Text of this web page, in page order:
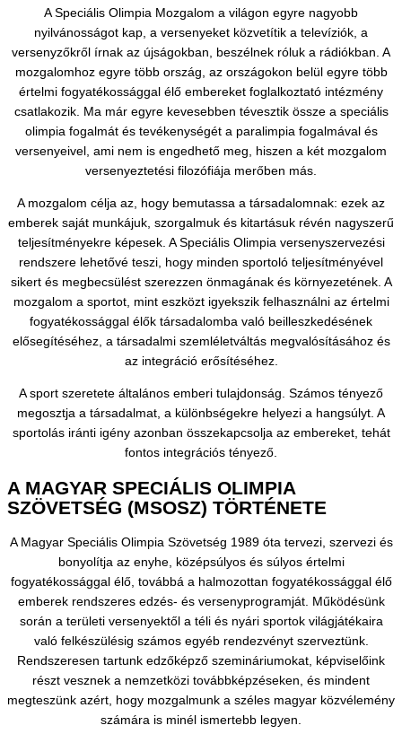
A Speciális Olimpia Mozgalom a világon egyre nagyobb
nyilvánosságot kap, a versenyeket közvetítik a televíziók, a
versenyzőkről írnak az újságokban, beszélnek róluk a rádiókban. A
mozgalomhoz egyre több ország, az országokon belül egyre több
értelmi fogyatékossággal élő embereket foglalkoztató intézmény
csatlakozik. Ma már egyre kevesebben tévesztik össze a speciális
olimpia fogalmát és tevékenységét a paralimpia fogalmával és
versenyeivel, ami nem is engedhető meg, hiszen a két mozgalom
versenyeztetési filozófiája merőben más.
A mozgalom célja az, hogy bemutassa a társadalomnak: ezek az
emberek saját munkájuk, szorgalmuk és kitartásuk révén nagyszerű
teljesítményekre képesek. A Speciális Olimpia versenyszervezési
rendszere lehetővé teszi, hogy minden sportoló teljesítményével
sikert és megbecsülést szerezzen önmagának és környezetének. A
mozgalom a sportot, mint eszközt igyekszik felhasználni az értelmi
fogyatékossággal élők társadalomba való beilleszkedésének
elősegítéséhez, a társadalmi szemléletváltás megvalósításához és
az integráció erősítéséhez.
A sport szeretete általános emberi tulajdonság. Számos tényező
megosztja a társadalmat, a különbségekre helyezi a hangsúlyt. A
sportolás iránti igény azonban összekapcsolja az embereket, tehát
fontos integrációs tényező.
A MAGYAR SPECIÁLIS OLIMPIA
SZÖVETSÉG (MSOSZ) TÖRTÉNETE
A Magyar Speciális Olimpia Szövetség 1989 óta tervezi, szervezi és
bonyolítja az enyhe, középsúlyos és súlyos értelmi
fogyatékossággal élő, továbbá a halmozottan fogyatékossággal élő
emberek rendszeres edzés- és versenyprogramját. Működésünk
során a területi versenyektől a téli és nyári sportok világjátékaira
való felkészülésig számos egyéb rendezvényt szerveztünk.
Rendszeresen tartunk edzőképző szemináriumokat, képviselőink
részt vesznek a nemzetközi továbbképzéseken, és mindent
megteszünk azért, hogy mozgalmunk a széles magyar közvélemény
számára is minél ismertebb legyen.